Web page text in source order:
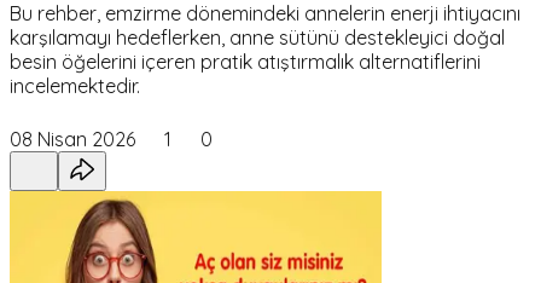
Bu rehber, emzirme dönemindeki annelerin enerji ihtiyacını
karşılamayı hedeflerken, anne sütünü destekleyici doğal
besin öğelerini içeren pratik atıştırmalık alternatiflerini
incelemektedir.
08 Nisan 2026 1 0